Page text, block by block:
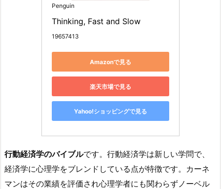
Penguin
Thinking, Fast and Slow
19657413
Amazonで見る
楽天市場で見る
Yahoo!ショッピングで見る
行動経済学のバイブルです。行動経済学は新しい学問で、
経済学に心理学をブレンドしている点が特徴です。カーネ
マンはその業績を評価され心理学者にも関わらずノーベル